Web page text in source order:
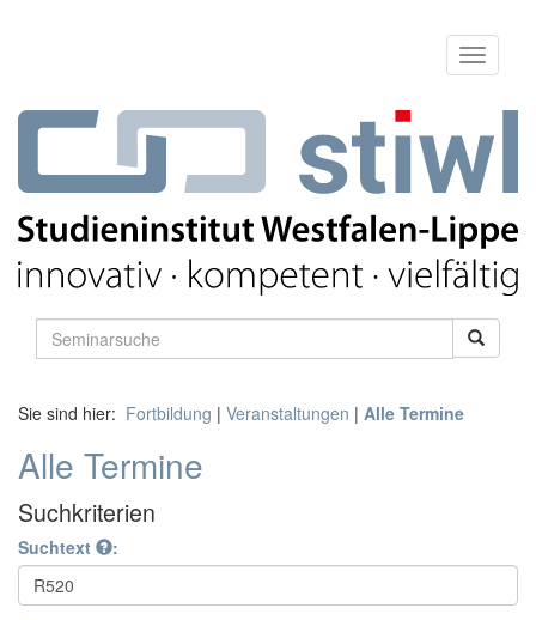
Sie sind hier: Fortbildung | Veranstaltungen | Alle Termine
Alle Termine
Suchkriterien
Suchtext :